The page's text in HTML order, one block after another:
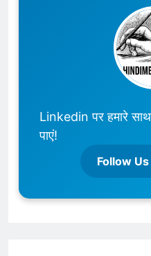
Linkedin पर हमारे
पाएं!
Follow